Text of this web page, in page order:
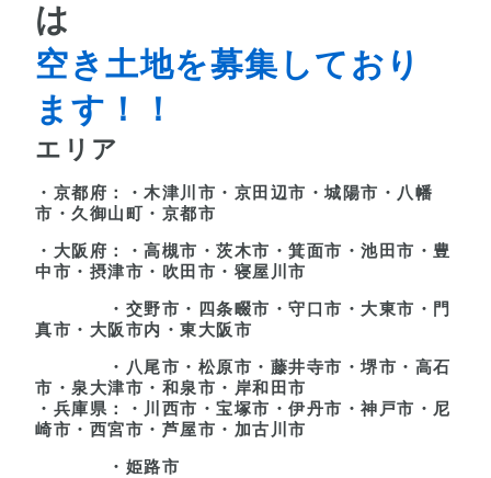
は
空き土地を募集しており
ます！！
エリア
・京都府：・木津川市・京田辺市・城陽市・八幡
市・久御山町・京都市
・大阪府：・高槻市・茨木市・箕面市・池田市・豊
中市・摂津市・吹田市・寝屋川市
・交野市 ・四条畷市・守口市・大東市・門
真市・大阪市内・東大阪市
・八尾市・松原市・藤井寺市 ・堺市・高石
市・泉大津市・和泉市・岸和田市
・兵庫県：・川西市・宝塚市・伊丹市・神戸市・尼
崎市・西宮市・芦屋市・加古川市
・姫路市